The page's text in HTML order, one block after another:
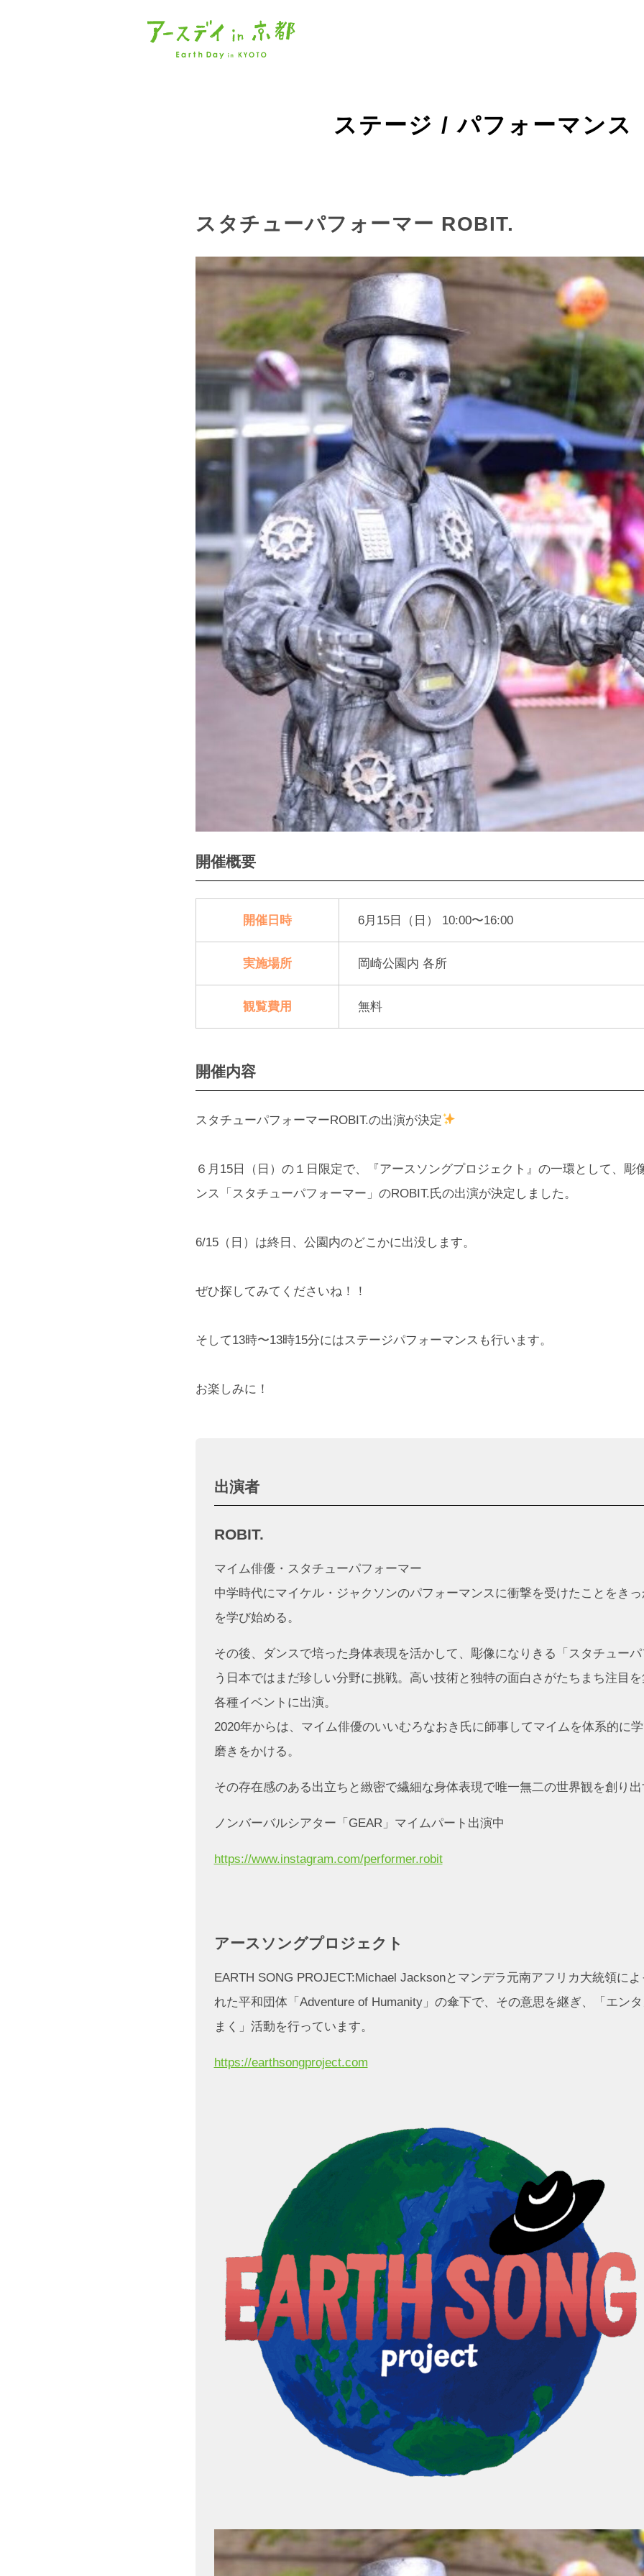
ステージ / パフォーマンス
スタチューパフォーマー ROBIT.
開催概要
開催日時 6月15日（日） 10:00〜16:00
実施場所 岡崎公園内 各所
観覧費用 無料
開催内容
スタチューパフォーマーROBIT.の出演が決定
６月15日（日）の１日限定で、『アースソングプロジェクト』の一環として、彫
ンス「スタチューパフォーマー」のROBIT.氏の出演が決定しました。
6/15（日）は終日、公園内のどこかに出没します。
ぜひ探してみてくださいね！！
そして13時〜13時15分にはステージパフォーマンスも行います。
お楽しみに！
出演者
ROBIT.
マイム俳優・スタチューパフォーマー
中学時代にマイケル・ジャクソンのパフォーマンスに衝撃を受けたことをき
を学び始める。
その後、ダンスで培った身体表現を活かして、彫像になりきる「スタチュー
う日本ではまだ珍しい分野に挑戦。高い技術と独特の面白さがたちまち注目
各種イベントに出演。
2020年からは、マイム俳優のいいむろなおき氏に師事してマイムを体系的に
磨きをかける。
その存在感のある出立ちと緻密で繊細な身体表現で唯一無二の世界観を創り出
ノンバーバルシアター「GEAR」マイムパート出演中
https://www.instagram.com/performer.robit
アースソングプロジェクト
EARTH SONG PROJECT:Michael Jacksonとマンデラ元南アフリカ大統領に
れた平和団体「Adventure of Humanity」の傘下で、その意思を継ぎ、「エン
まく」活動を行っています。
https://earthsongproject.com